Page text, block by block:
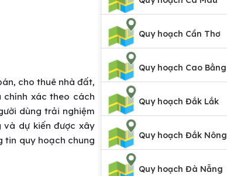
cho thuê nhà đất,
xác theo cách
dùng trải nghiệm
dự kiến được xây
tin quy hoạch chung
Quy hoạch Cần Thơ
Quy hoạch Cao Bằng
Quy hoạch Đắk Lắk
Quy hoạch Đắk Nông
Quy hoạch Đà Nẵng